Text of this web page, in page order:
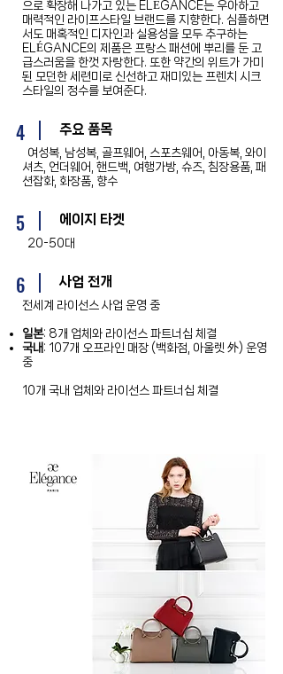
으로 확장해 나가고 있는 ELÉGANCE는 우아하고
매력적인 라이프스타일 브랜드를 지향한다. 심플하면
서도 매혹적인 디자인과 실용성을 모두 추구하는
ELÉGANCE의 제품은 프랑스 패션에 뿌리를 둔 고
급스러움을 한껏 자랑한다. 또한 약간의 위트가 가미
된 모던한 세련미로 신선하고 재미있는 프렌치 시크
스타일의 정수를 보여준다.
4 주요 품목
여성복, 남성복, 골프웨어, 스포츠웨어, 아동복, 와이
셔츠, 언더웨어, 핸드백, 여행가방, 슈즈, 침장용품, 패
션잡화, 화장품, 향수
5 에이지 타겟
20-50대
6 사업 전개
전세계 라이선스 사업 운영 중
일본: 8개 업체와 라이선스 파트너십 체결
국내 : 107개 오프라인 매장 (백화점, 아울렛 外) 운영
중
10개 국내 업체와 라이선스 파트너십 체결